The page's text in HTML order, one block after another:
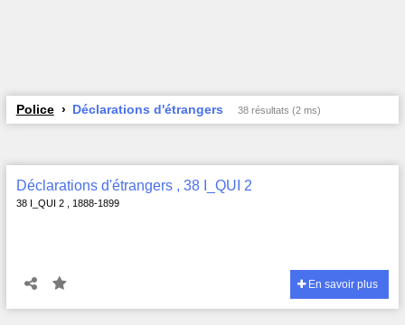
Police Déclarations d'étrangers 38 résultats (2 ms)
Déclarations d'étrangers , 38 I_QUI 2
38 I_QUI 2 , 1888-1899
En savoir plus